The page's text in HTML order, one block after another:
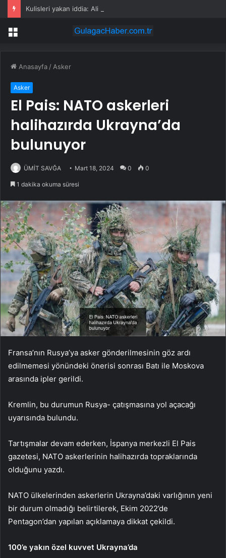
Menü
Anasayfa /Asker
Asker
El Pais: NATO askerleri
halihazırda Ukrayna’da
bulunuyor
ÜMİT SAVĞA Mart 18, 2024 0 0
1 dakika okuma süresi
Fransa’nın Rusya’ya asker gönderilmesinin göz ardı
edilmemesi yönündeki önerisi sonrası Batı ile Moskova
arasında ipler gerildi.
Kremlin, bu durumun Rusya- çatışmasına yol açacağı
uyarısında bulundu.
Tartışmalar devam ederken, İspanya merkezli El Pais
gazetesi, NATO askerlerinin halihazırda topraklarında
olduğunu yazdı.
NATO ülkelerinden askerlerin Ukrayna’daki varlığının yeni
bir durum olmadığı belirtilerek, Ekim 2022’de
Pentagon’dan yapılan açıklamaya dikkat çekildi.
100’e yakın özel kuvvet Ukrayna’da